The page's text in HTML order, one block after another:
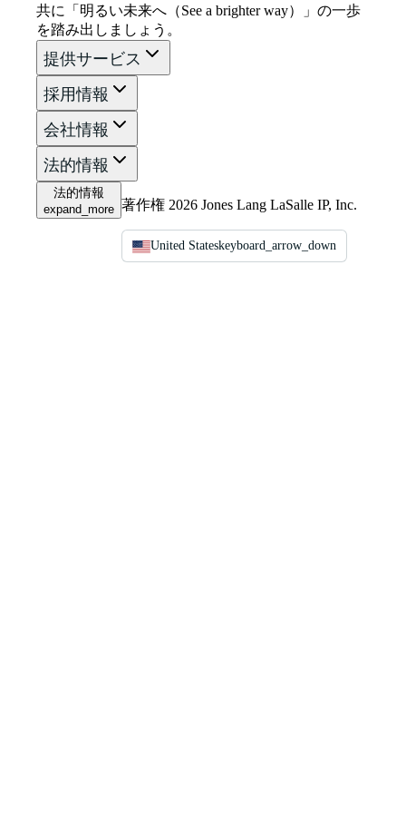
共に「明るい未来へ（See a brighter way）」の一歩
を踏み出しましょう。
提供サービス
採用情報
会社情報
法的情報
法的情報
expand_more 著作権 2026 Jones Lang LaSalle IP, Inc.
United Stateskeyboard_arrow_down